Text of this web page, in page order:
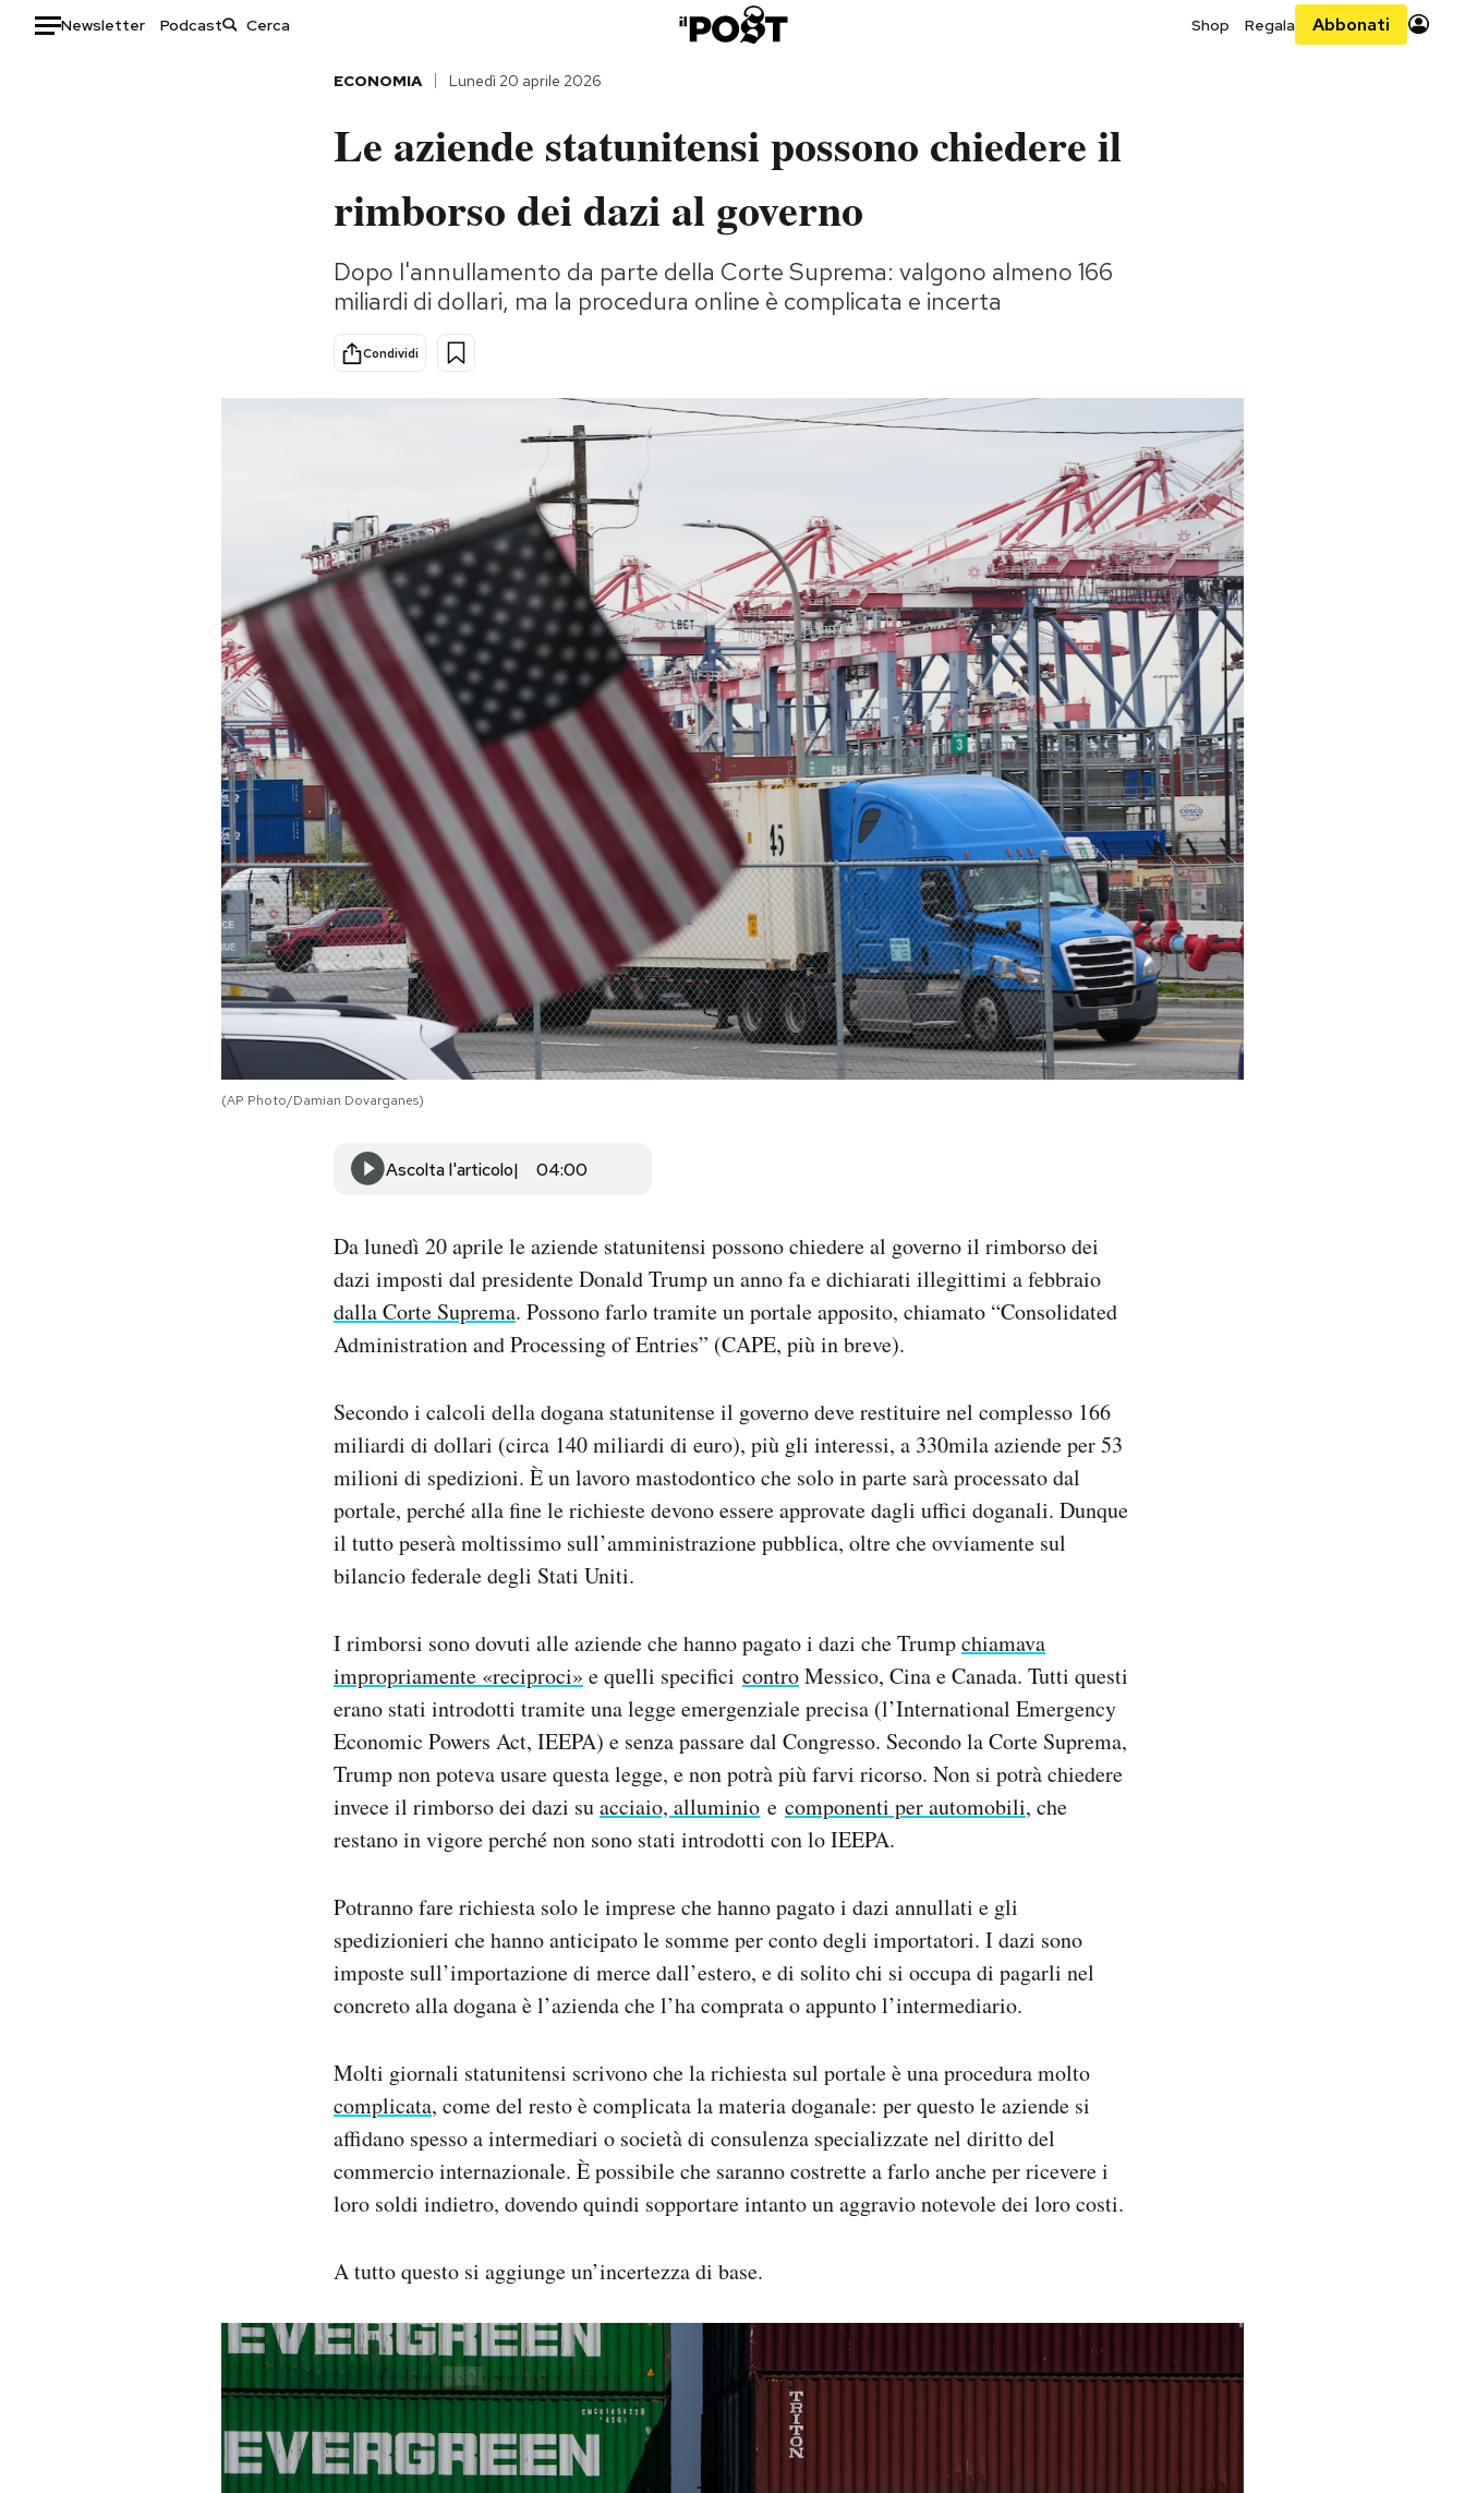
Newsletter Podcast Shop Regala Abbonati
Storie/Idee
Ok Boomer!
Altrecose
AREA PERSONALE
Hai bisogno di aiuto?
ECONOMIA Lunedì 20 aprile 2026
Le aziende statunitensi possono chiedere il
rimborso dei dazi al governo
Dopo l'annullamento da parte della Corte Suprema: valgono almeno 166
miliardi di dollari, ma la procedura online è complicata e incerta
Condividi
(AP Photo/Damian Dovarganes)
Ascolta l'articolo 04:00
Da lunedì 20 aprile le aziende statunitensi possono chiedere al governo il rimborso dei
dazi imposti dal presidente Donald Trump un anno fa e dichiarati illegittimi a febbraio
dalla Corte Suprema. Possono farlo tramite un portale apposito, chiamato “Consolidated
Administration and Processing of Entries” (CAPE, più in breve).
Secondo i calcoli della dogana statunitense il governo deve restituire nel complesso 166
miliardi di dollari (circa 140 miliardi di euro), più gli interessi, a 330mila aziende per 53
milioni di spedizioni. È un lavoro mastodontico che solo in parte sarà processato dal
portale, perché alla fine le richieste devono essere approvate dagli uffici doganali. Dunque
il tutto peserà moltissimo sull’amministrazione pubblica, oltre che ovviamente sul
bilancio federale degli Stati Uniti.
I rimborsi sono dovuti alle aziende che hanno pagato i dazi che Trumpchiamava
impropriamente «reciproci» e quelli specifici controMessico, Cina e Canada. Tutti questi
erano stati introdotti tramite una legge emergenziale precisa (l’International Emergency
Economic Powers Act, IEEPA) e senza passare dal Congresso. Secondo la Corte Suprema,
Trump non poteva usare questa legge, e non potrà più farvi ricorso. Non si potrà chiedere
invece il rimborso dei dazi suacciaio, alluminio e componenti per automobili, che
restano in vigore perché non sono stati introdotti con lo IEEPA.
Potranno fare richiesta solo le imprese che hanno pagato i dazi annullati e gli
spedizionieri che hanno anticipato le somme per conto degli importatori. I dazi sono
imposte sull’importazione di merce dall’estero, e di solito chi si occupa di pagarli nel
concreto alla dogana è l’azienda che l’ha comprata o appunto l’intermediario.
Molti giornali statunitensi scrivono che la richiesta sul portale è una procedura molto
complicata, come del resto è complicata la materia doganale: per questo le aziende si
affidano spesso a intermediari o società di consulenza specializzate nel diritto del
commercio internazionale. È possibile che saranno costrette a farlo anche per ricevere i
loro soldi indietro, dovendo quindi sopportare intanto un aggravio notevole dei loro costi.
A tutto questo si aggiunge un’incertezza di base.